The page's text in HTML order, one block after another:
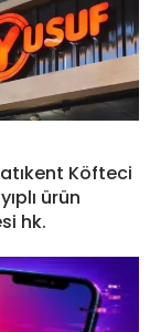
Köfteci
ürün
hk.